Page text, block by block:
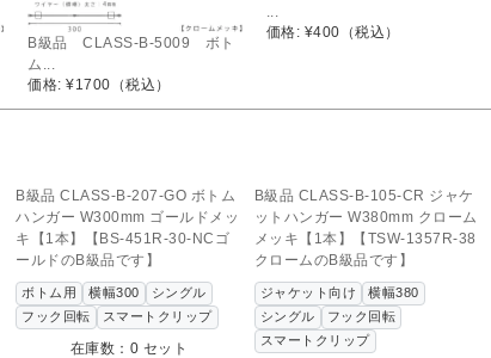
B級品 CLASS-B-5009 ボト
ム...
価格: ¥1700 （税込）
...
価格: ¥400 （税込）
この商品へのお問い合わせ
B級品 CLASS-B-207-GO ボトム
ハンガー W300mm ゴールドメッ
キ【1本】【BS-451R-30-NCゴ
ールドのB級品です】
ボトム用 横幅300
シングル
フック回転
スマートクリップ
在庫数：0 セット
この商品へのお問い合わせ
B級品 CLASS-B-105-CR ジャケ
ットハンガー W380mm クローム
メッキ【1本】【TSW-1357R-38
クロームのB級品です】
ジャケット向け
横幅380
シングル
フック回転
スマートクリップ